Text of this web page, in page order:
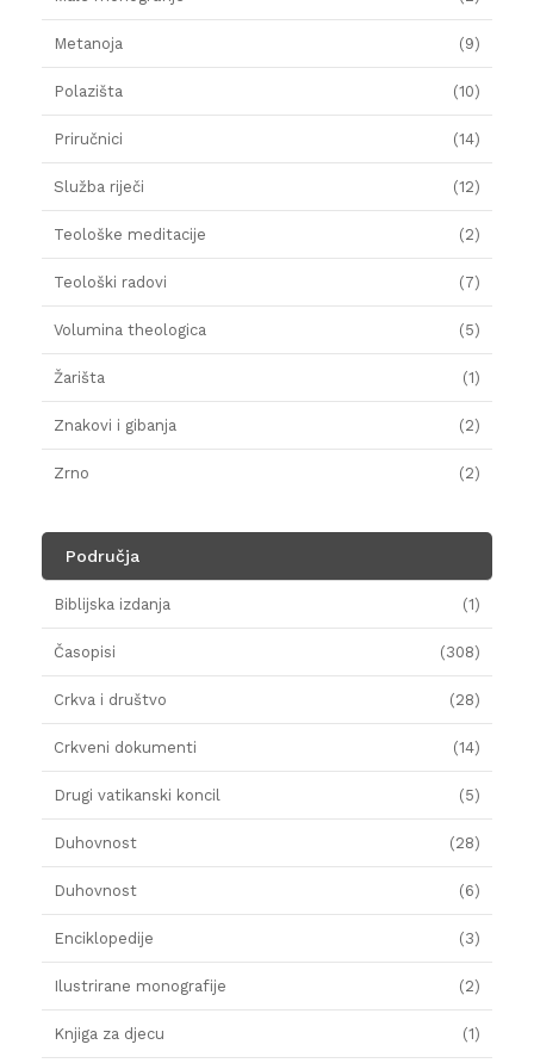
Metanoja (9)
Polazišta (10)
Priručnici (14)
Služba riječi (12)
Teološke meditacije (2)
Teološki radovi (7)
Volumina theologica (5)
Žarišta (1)
Znakovi i gibanja (2)
Zrno (2)
Područja
Biblijska izdanja (1)
Časopisi (308)
Crkva i društvo (28)
Crkveni dokumenti (14)
Drugi vatikanski koncil (5)
Duhovnost (28)
Duhovnost (6)
Enciklopedije (3)
Ilustrirane monografije (2)
Knjiga za djecu (1)